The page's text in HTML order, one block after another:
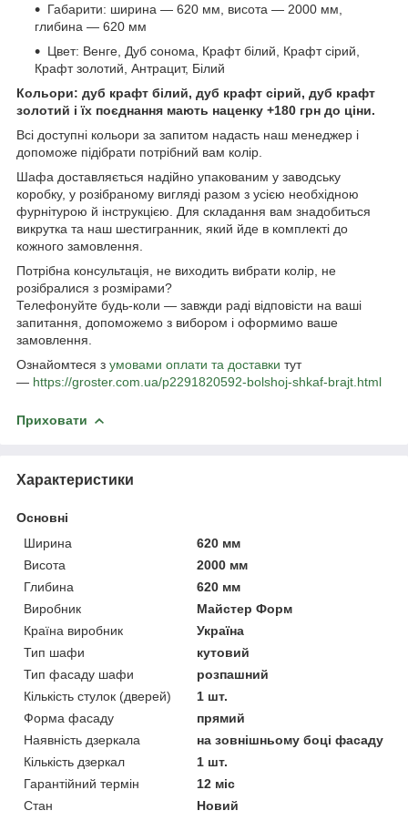
Габарити: ширина — 620 мм, висота — 2000 мм,
глибина — 620 мм
Цвет: Венге, Дуб сонома, Крафт білий, Крафт сірий,
Крафт золотий, Антрацит, Білий
Кольори: дуб крафт білий, дуб крафт сірий, дуб крафт
золотий і їх поєднання мають наценку +180 грн до ціни.
Всі доступні кольори за запитом надасть наш менеджер і
допоможе підібрати потрібний вам колір.
Шафа доставляється надійно упакованим у заводську
коробку, у розібраному вигляді разом з усією необхідною
фурнітурою й інструкцією. Для складання вам знадобиться
викрутка та наш шестигранник, який йде в комплекті до
кожного замовлення.
Потрібна консультація, не виходить вибрати колір, не
розібралися з розмірами?
Телефонуйте будь-коли — завжди раді відповісти на ваші
запитання, допоможемо з вибором і оформимо ваше
замовлення.
Ознайомтеся з умовами оплати та доставки тут
— https://groster.com.ua/p2291820592-bolshoj-shkaf-brajt.html
Приховати
Характеристики
Основні
Ширина
620 мм
Висота
2000 мм
Глибина
620 мм
Виробник
Майстер Форм
Країна виробник
Україна
Тип шафи
кутовий
Тип фасаду шафи
розпашний
Кількість стулок (дверей)
1 шт.
Форма фасаду
прямий
Наявність дзеркала
на зовнішньому боці фасаду
Кількість дзеркал
1 шт.
Гарантійний термін
12 міс
Стан
Новий